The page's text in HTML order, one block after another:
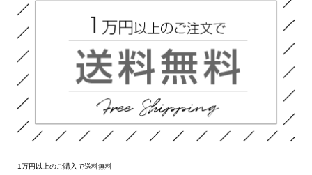
1万円以上のご購入で送料無料